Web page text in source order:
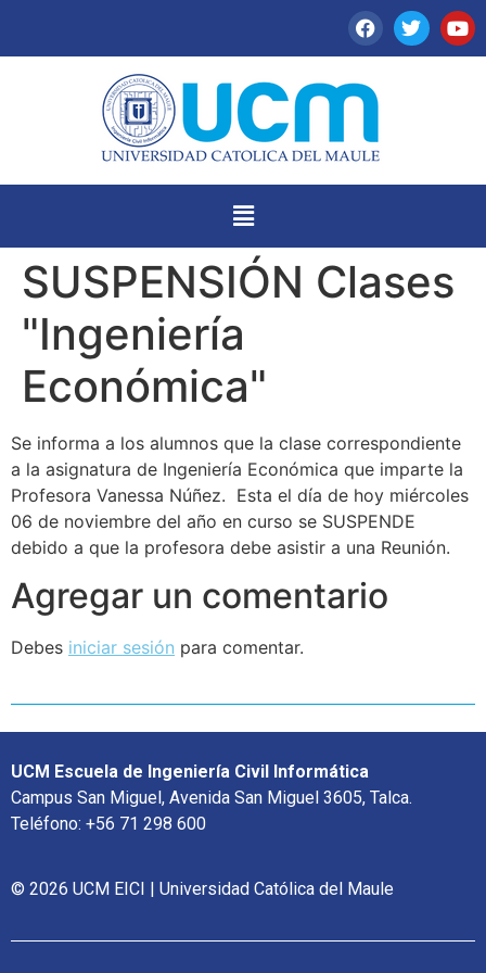
SUSPENSIÓN Clases
"Ingeniería
Económica"
Se informa a los alumnos que la clase correspondiente
a la asignatura de Ingeniería Económica que imparte la
Profesora Vanessa Núñez. Esta el día de hoy miércoles
06 de noviembre del año en curso se SUSPENDE
debido a que la profesora debe asistir a una Reunión.
Agregar un comentario
Debes iniciar sesión para comentar.
UCM Escuela de Ingeniería Civil Informática
Campus San Miguel, Avenida San Miguel 3605, Talca.
Teléfono: +56 71 298 600
© 2026 UCM EICI | Universidad Católica del Maule